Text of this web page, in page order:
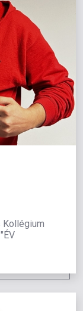
Kollégium